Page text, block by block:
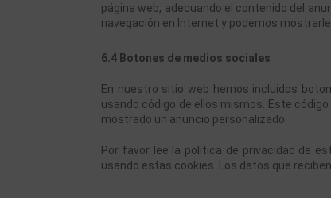
página web, adecuando el contenido del
navegación en Internet y podemos
6.4 Botones de medios sociales
En nuestro sitio web hemos incluidos
usando código de ellos mismos. Este
mostrado un anuncio personalizado.
Por favor lee la política de privacidad de
usando estas cookies. Los datos que